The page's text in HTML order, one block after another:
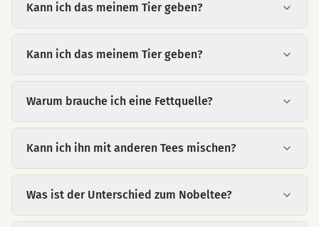
Kann ich das meinem Tier geben?
Kann ich das meinem Tier geben?
Warum brauche ich eine Fettquelle?
Kann ich ihn mit anderen Tees mischen?
Was ist der Unterschied zum Nobeltee?